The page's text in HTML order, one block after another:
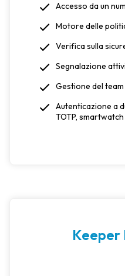
Accesso da un
Motore delle
Verifica sulla
Segnalazione
Gestione del team
Autenticazione a
TOTP,
Keeper